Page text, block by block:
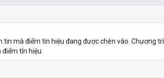
tin mà điểm tín hiệu đang được chèn vào. Chương
tín hiệu.